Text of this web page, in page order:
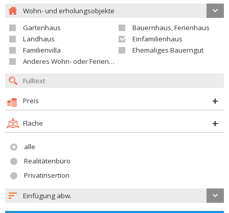
Wohn- und erholungsobjekte
Gartenhaus
Bauernhaus, Ferienhaus
Landhaus
Einfamilienhaus
Familienvilla
Ehemaliges Bauerngut
Anderes Wohn- oder Ferienobjekt
Preis
Fläche
alle
Realitätenbüro
Privatinsertion
Einfügung abw.